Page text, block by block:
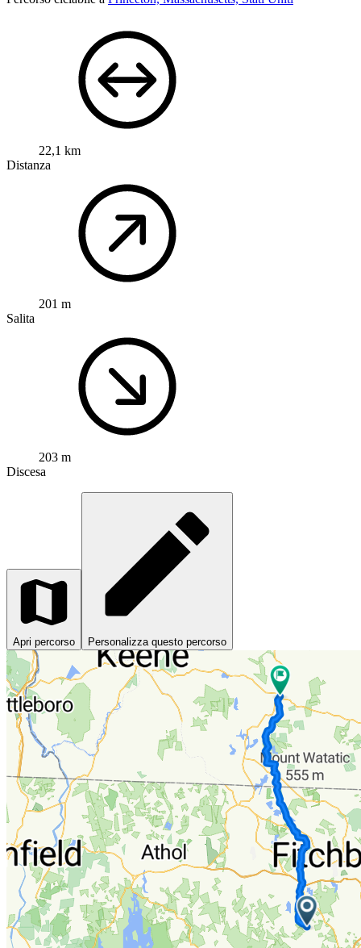
22,1 km
Distanza
201 m
Salita
203 m
Discesa
Apri percorso Personalizza questo percorso